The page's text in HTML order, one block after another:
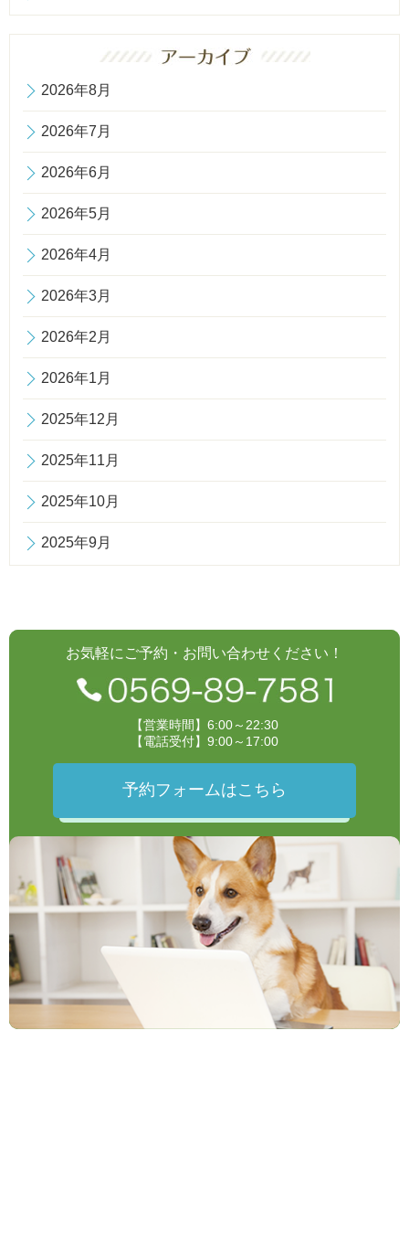
2026年8月
2026年7月
2026年6月
2026年5月
2026年4月
2026年3月
2026年2月
2026年1月
2025年12月
2025年11月
2025年10月
2025年9月
お気軽にご予約・お問い合わせください！
【営業時間】6:00～22:30
【電話受付】9:00～17:00
予約フォームはこちら